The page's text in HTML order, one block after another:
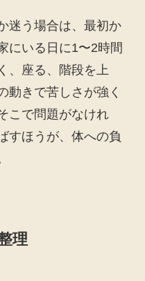
迷う場合は、最初か
にいる日に1〜2時間
、座る、階段を上
動きで苦しさが強く
こで問題がなけれ
すほうが、体への負
理